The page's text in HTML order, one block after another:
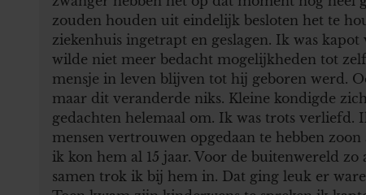
zouden houden uit eindelijk besloten het te
ziekenhuis ingetrapt en geslagen. Ik was
wilde niet meer bedacht mogelijkheden tot
mensje in leven blijven tot hij geboren werd.
maar dit veranderde niks. Kleine kondigde
gedachten helemaal om. Ik was trots verliefd.
mensen vertrouwen opgedaan te hebben
ik kon hem al 15 jaar. Voor de buitenwereld
samen trok ik bij hem in. Dat ging leuk er